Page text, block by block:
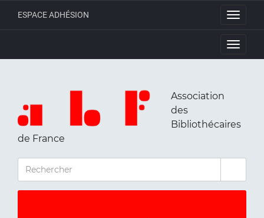
Toggle
ESPACE ADHÉSION
Toggle
Association
des
Bibliothécaires
de France
RECHERCHER